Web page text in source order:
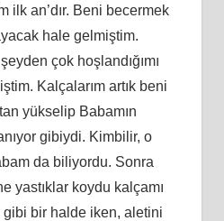
ilk an’dır. Beni becermek
hale gelmiştim.
şeyden çok hoşlandığımı
Kalçalarım artık beni
yükselip Babamın
gibiydi. Kimbilir, o
da biliyordu. Sonra
yastıklar koydu kalçamı
gibi bir halde iken, aletini